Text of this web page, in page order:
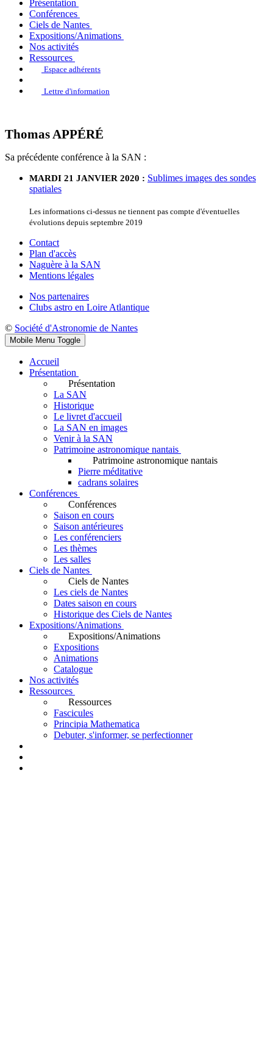
Présentation
Conférences
Ciels de Nantes
Expositions/Animations
Nos activités
Ressources
Espace adhérents
Lettre d'information
Thomas APPÉRÉ
Sa précédente conférence à la SAN :
MARDI 21 JANVIER 2020 : Sublimes images des sondes
spatiales
Les informations ci-dessus ne tiennent pas compte d'éventuelles
évolutions depuis septembre 2019
Contact
Plan d'accès
Naguère à la SAN
Mentions légales
Nos partenaires
Clubs astro en Loire Atlantique
© Société d'Astronomie de Nantes
Mobile Menu Toggle
Accueil
Présentation
Présentation
La SAN
Historique
Le livret d'accueil
La SAN en images
Venir à la SAN
Patrimoine astronomique nantais
Patrimoine astronomique nantais
Pierre méditative
cadrans solaires
Conférences
Conférences
Saison en cours
Saison antérieures
Les conférenciers
Les thèmes
Les salles
Ciels de Nantes
Ciels de Nantes
Les ciels de Nantes
Dates saison en cours
Historique des Ciels de Nantes
Expositions/Animations
Expositions/Animations
Expositions
Animations
Catalogue
Nos activités
Ressources
Ressources
Fascicules
Principia Mathematica
Debuter, s'informer, se perfectionner